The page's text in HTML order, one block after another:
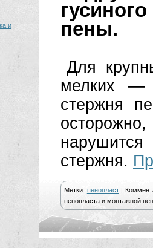
и
пены.
Для
мелких —
стержня
стержня.
Метки: пенопласт|
пенопласта и монтажной